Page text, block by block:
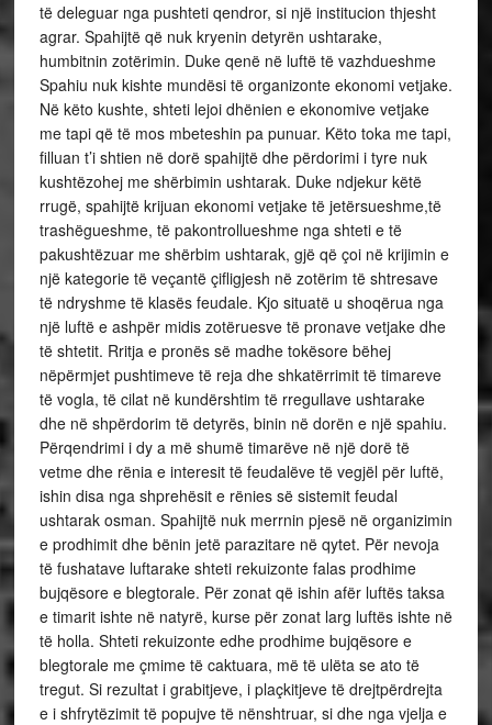
të deleguar nga pushteti qendror, si një institucion thjesht
agrar. Spahijtë që nuk kryenin detyrën ushtarake,
humbitnin zotërimin. Duke qenë në luftë të vazhdueshme
Spahiu nuk kishte mundësi të organizonte ekonomi vetjake.
Në këto kushte, shteti lejoi dhënien e ekonomive vetjake
me tapi që të mos mbeteshin pa punuar. Këto toka me tapi,
filluan t’i shtien në dorë spahijtë dhe përdorimi i tyre nuk
kushtëzohej me shërbimin ushtarak. Duke ndjekur këtë
rrugë, spahijtë krijuan ekonomi vetjake të jetërsueshme,të
trashëgueshme, të pakontrollueshme nga shteti e të
pakushtëzuar me shërbim ushtarak, gjë që çoi në krijimin e
një kategorie të veçantë çifligjesh në zotërim të shtresave
të ndryshme të klasës feudale. Kjo situatë u shoqërua nga
një luftë e ashpër midis zotëruesve të pronave vetjake dhe
të shtetit. Rritja e pronës së madhe tokësore bëhej
nëpërmjet pushtimeve të reja dhe shkatërrimit të timareve
të vogla, të cilat në kundërshtim të rregullave ushtarake
dhe në shpërdorim të detyrës, binin në dorën e një spahiu.
Përqendrimi i dy a më shumë timarëve në një dorë të
vetme dhe rënia e interesit të feudalëve të vegjël për luftë,
ishin disa nga shprehësit e rënies së sistemit feudal
ushtarak osman. Spahijtë nuk merrnin pjesë në organizimin
e prodhimit dhe bënin jetë parazitare në qytet. Për nevoja
të fushatave luftarake shteti rekuizonte falas prodhime
bujqësore e blegtorale. Për zonat që ishin afër luftës taksa
e timarit ishte në natyrë, kurse për zonat larg luftës ishte në
të holla. Shteti rekuizonte edhe prodhime bujqësore e
blegtorale me çmime të caktuara, më të ulëta se ato të
tregut. Si rezultat i grabitjeve, i plaçkitjeve të drejtpërdrejta
e i shfrytëzimit të popujve të nënshtruar, si dhe nga vjelja e